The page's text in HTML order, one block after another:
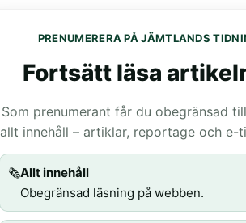
PRENUMERERA PÅ JÄMTLANDS
Fortsätt läsa
Som prenumerant får du obegränsad
allt innehåll – artiklar, reportage och e-
🗞️Allt innehåll
Obegränsad läsning på webben.